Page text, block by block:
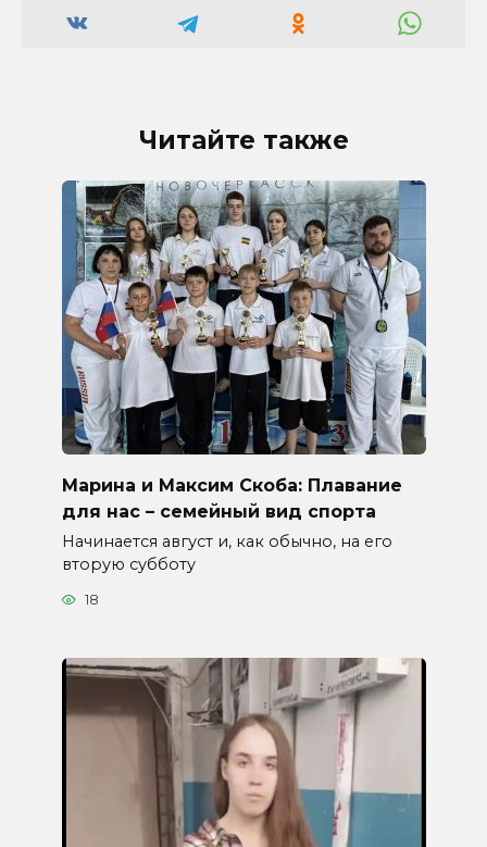
Читайте также
Марина и Максим Скоба: Плавание
для нас – семейный вид спорта
Начинается август и, как обычно, на его
вторую субботу
18